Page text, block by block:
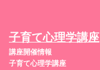
子育て心理学講座
講座開催情報
子育て心理学講座